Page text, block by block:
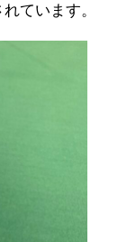
ています。